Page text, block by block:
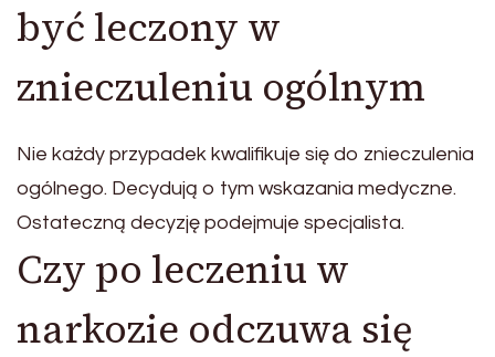
być leczony w
znieczuleniu ogólnym
Nie każdy przypadek kwalifikuje się do znieczulenia
ogólnego. Decydują o tym wskazania medyczne.
Ostateczną decyzję podejmuje specjalista.
Czy po leczeniu w
narkozie odczuwa się